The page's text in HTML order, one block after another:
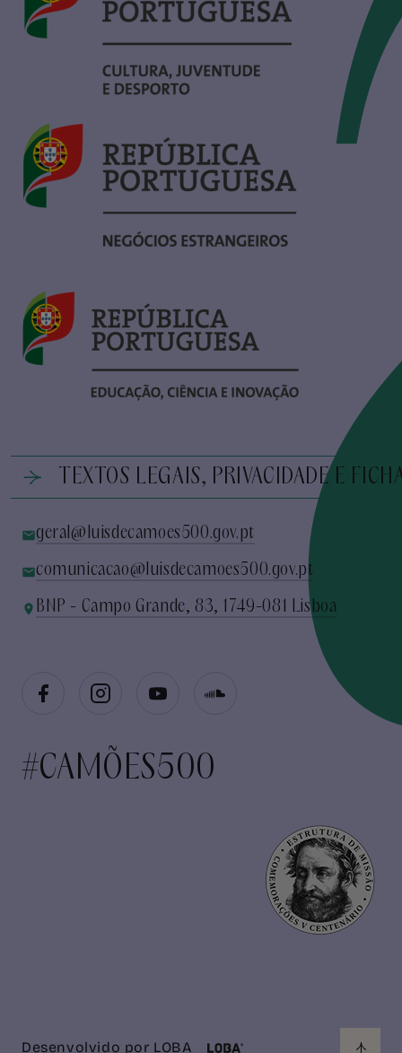
TEXTOS LEGAIS, PRIVACIDADE E
geral@luisdecamoes500.gov.pt
comunicacao@luisdecamoes500.gov.pt
BNP - Campo Grande, 83, 1749-081 Lisboa
#CAMÕES500
Desenvolvido por LOBA